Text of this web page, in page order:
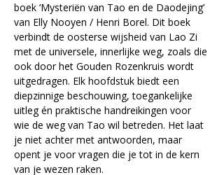
boek ‘Mysteriën van Tao en de Daodejing’
van Elly Nooyen / Henri Borel. Dit boek
verbindt de oosterse wijsheid van Lao Zi
met de universele, innerlijke weg, zoals die
ook door het Gouden Rozenkruis wordt
uitgedragen. Elk hoofdstuk biedt een
diepzinnige beschouwing, toegankelijke
uitleg én praktische handreikingen voor
wie de weg van Tao wil betreden. Het laat
je niet achter met antwoorden, maar
opent je voor vragen die je tot in de kern
van je wezen raken.